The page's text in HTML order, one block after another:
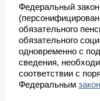
Федеральный
обязательного
обязательного
одновременно с
сведения,
соответствии с
Федеральным